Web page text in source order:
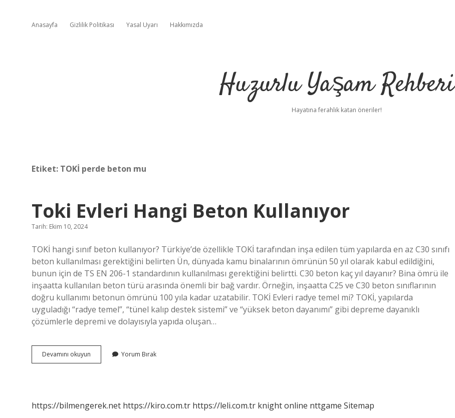
Anasayfa Gizlilik Politikası Yasal Uyarı Hakkımızda
Huzurlu Yaşam Rehberi
Hayatına ferahlık katan öneriler!
Etiket: TOKİ perde beton mu
Toki Evleri Hangi Beton Kullanıyor
Tarih: Ekim 10, 2024
TOKİ hangi sınıf beton kullanıyor? Türkiye’de özellikle TOKİ tarafından inşa edilen tüm yapılarda en az C30 sınıfı
beton kullanılması gerektiğini belirten Ün, dünyada kamu binalarının ömrünün 50 yıl olarak kabul edildiğini,
bunun için de TS EN 206-1 standardının kullanılması gerektiğini belirtti. C30 beton kaç yıl dayanır? Bina ömrü ile
inşaatta kullanılan beton türü arasında önemli bir bağ vardır. Örneğin, inşaatta C25 ve C30 beton sınıflarının
doğru kullanımı betonun ömrünü 100 yıla kadar uzatabilir. TOKİ Evleri radye temel mi? TOKİ, yapılarda
uyguladığı “radye temel”, “tünel kalıp destek sistemi” ve “yüksek beton dayanımı” gibi depreme dayanıklı
çözümlerle depremi ve dolayısıyla yapıda oluşan…
Devamını okuyun
Evleri
Yorum Bırak
https://bilmengerek.net https://kiro.com.tr https://leli.com.tr knight online nttgame Sitemap